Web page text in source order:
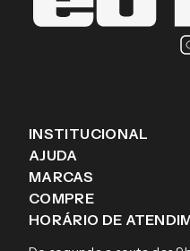
INSTITUCIONAL
Sobre a eÓtica
AJUDA
Trocas e Devoluções
MARCAS
Ray-Ban
COMPRE
HORÁRIO DE